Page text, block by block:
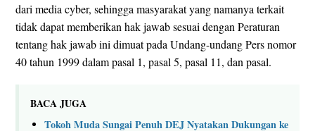
dari media cyber, sehingga masyarakat yang namanya terkait
tidak dapat memberikan hak jawab sesuai dengan Peraturan
tentang hak jawab ini dimuat pada Undang-undang Pers nomor
40 tahun 1999 dalam pasal 1, pasal 5, pasal 11, dan pasal.
BACA JUGA
Tokoh Muda Sungai Penuh DEJ Nyatakan Dukungan ke